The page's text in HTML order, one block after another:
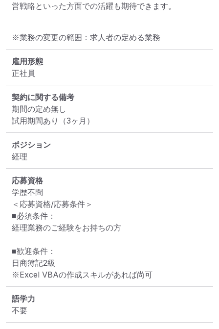
※業務の変更の範囲：求人者の定める業務
雇用形態
正社員
契約に関する備考
期間の定め無し
試用期間あり（3ヶ月）
ポジション
経理
応募資格
学歴不問
＜応募資格/応募条件＞
■必須条件：
経理業務のご経験をお持ちの方
■歓迎条件：
日商簿記2級
※Excel VBAの作成スキルがあれば尚可
語学力
不要